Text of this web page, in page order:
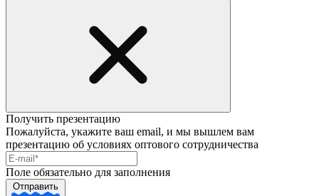
Получить презентацию
Пожалуйста, укажите ваш email, и мы вышлем вам
презентацию об условиях оптового сотрудничества
Поле обязательно для заполнения
Отправить